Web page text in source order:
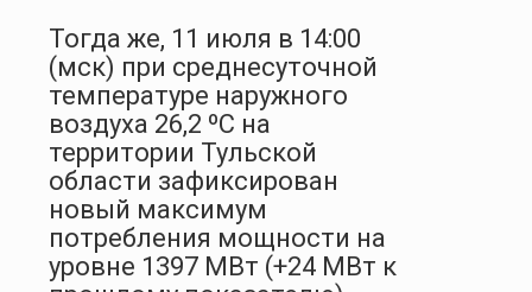
Тогда же, 11 июля в 14:00
(мск) при среднесуточной
температуре наружного
воздуха 26,2 ºС на
территории Тульской
области зафиксирован
новый максимум
потребления мощности на
уровне 1397 МВт (+24 МВт к